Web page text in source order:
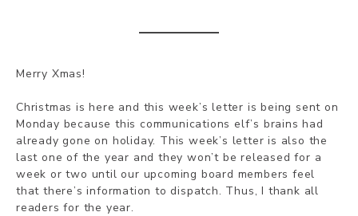
Merry Xmas!
Christmas is here and this week’s letter is being sent on
Monday because this communications elf’s brains had
already gone on holiday. This week’s letter is also the
last one of the year and they won’t be released for a
week or two until our upcoming board members feel
that there’s information to dispatch. Thus, I thank all
readers for the year.